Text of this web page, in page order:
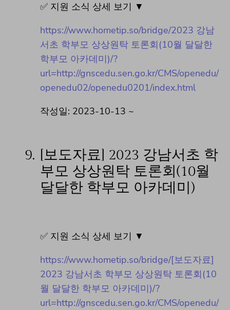
✅ 지원 소식 상세 보기 ▼
https://www.hometip.so/bridge/2023 강남
서초 학부모 상상원탁 토론회(10월 달달한
학부모 아카데미)/?
url=http://gnscedu.sen.go.kr/CMS/openedu/
openedu02/openedu0201/index.html
작성일: 2023-10-13 ~
9. [보도자료] 2023 강남서초 학
부모 상상원탁 토론회(10월
달달한 학부모 아카데미)
✅ 지원 소식 상세 보기 ▼
https://www.hometip.so/bridge/[보도자료]
2023 강남서초 학부모 상상원탁 토론회(10
월 달달한 학부모 아카데미)/?
url=http://gnscedu.sen.go.kr/CMS/openedu/